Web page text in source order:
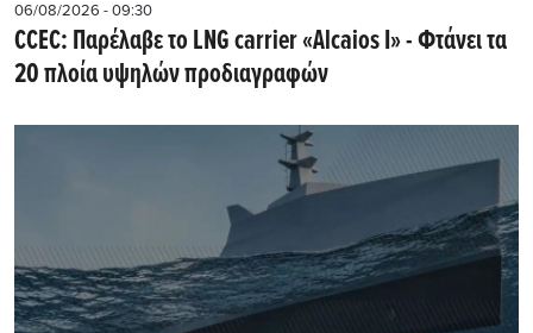
06/08/2026 - 09:30
CCEC: Παρέλαβε το LNG carrier «Alcaios I» - Φτάνει τα
20 πλοία υψηλών προδιαγραφών